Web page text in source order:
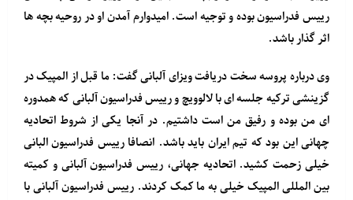
رییس فدراسیون بوده و توجیه است. امیدوارم آمدن او در روحیه بچه ها
اثر گذار باشد.
وی درباره پروسه سخت دریافت ویزای آلبانی گفت: ما قبل از المپیک در
گزینشی ترکیه جلسه ای با لالوویچ و رییس فدراسیون آلبانی که همدوره
ای من بوده و رفیق من است داشتیم. در آنجا یکی از شروط اتحادیه
چهانی این بود که تیم ایران باید باشد. انصافا رییس فدراسیون البانی
خیلی زحمت کشید. اتحادیه جهانی، رییس فدراسیون آلبانی و کمیته
بین المللی المپیک خیلی به ما کمک کردند. رییس فدراسیون آلبانی با